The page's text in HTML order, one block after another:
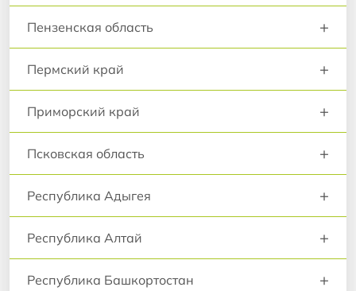
Пензенская область +
Пермский край +
Приморский край +
Псковская область +
Республика Адыгея +
Республика Алтай +
Республика Башкортостан +